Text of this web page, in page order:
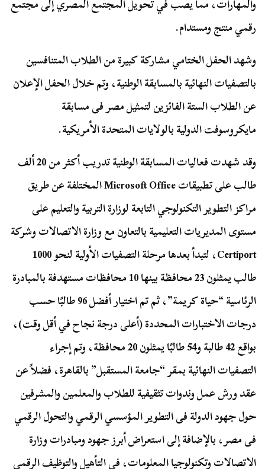
والمهارات، مما يصب في تحويل المجتمع المصري إلى مجتمع
رقمي منتج ومستدام.
وشهد الحفل الختامي مشاركة كبيرة من الطلاب المتنافسين
بالتصفيات النهائية بالمسابقة الوطنية، وتم خلال الحفل الإعلان
عن الطلاب الستة الفائزين لتمثيل مصر فى مسابقة
مايكروسوفت الدولية بالولايات المتحدة الأمريكية.
وقد شهدت فعاليات المسابقة الوطنية تدريب أكثر من 20 ألف
طالب على تطبيقات Microsoft Office المختلفة عن طريق
مراكز التطوير التكنولوجي التابعة لوزارة التربية والتعليم على
مستوى المديريات التعليمية بالتعاون مع وزارة الاتصالات وشركة
Certiport، لتبدأ بعدها مرحلة التصفيات الأولية لنحو 1000
طالب يمثلون 23 محافظة بينها 10 محافظات مستهدفة بالمبادرة
الرئاسية “حياة كريمة”، ثم تم اختيار أفضل 96 طالبًا حسب
درجات الاختبارات المحددة (أعلى درجة نجاح في أقل وقت)،
بواقع 42 طالبة و54 طالبًا يمثلون 20 محافظة، وتم إجراء
التصفيات النهائية بمقر “جامعة المستقبل” بالقاهرة، فضلاً عن
عقد ورش عمل وندوات تثقيفية للطلاب والمعلمين والمشرفين
حول جهود الدولة فى التطوير المؤسسي الرقمي والتحول الرقمي
فى مصر، بالإضافة إلى استعراض أبرز جهود ومبادرات وزارة
الاتصالات وتكنولوجيا المعلومات، في التأهيل والتوظيف الرقمي